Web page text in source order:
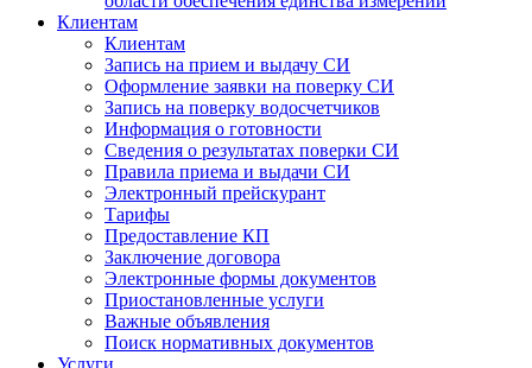
Клиентам
Клиентам
Запись на прием и выдачу СИ
Оформление заявки на поверку СИ
Запись на поверку водосчетчиков
Информация о готовности
Сведения о результатах поверки СИ
Правила приема и выдачи СИ
Электронный прейскурант
Тарифы
Предоставление КП
Заключение договора
Электронные формы документов
Приостановленные услуги
Важные объявления
Поиск нормативных документов
Услуги